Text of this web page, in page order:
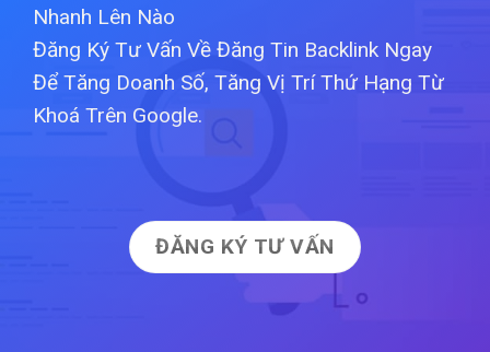
Nhanh Lên Nào
Đăng Ký Tư Vấn Về Đăng Tin Backlink Ngay
Để Tăng Doanh Số, Tăng Vị Trí Thứ Hạng Từ
Khoá Trên Google.
ĐĂNG KÝ TƯ VẤN